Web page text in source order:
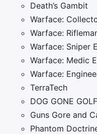
Death’s Gambit
Warface:
Warface:
Warface: Sniper
Warface: Medic
Warface:
TerraTech
DOG GONE
Guns Gore and
Phantom